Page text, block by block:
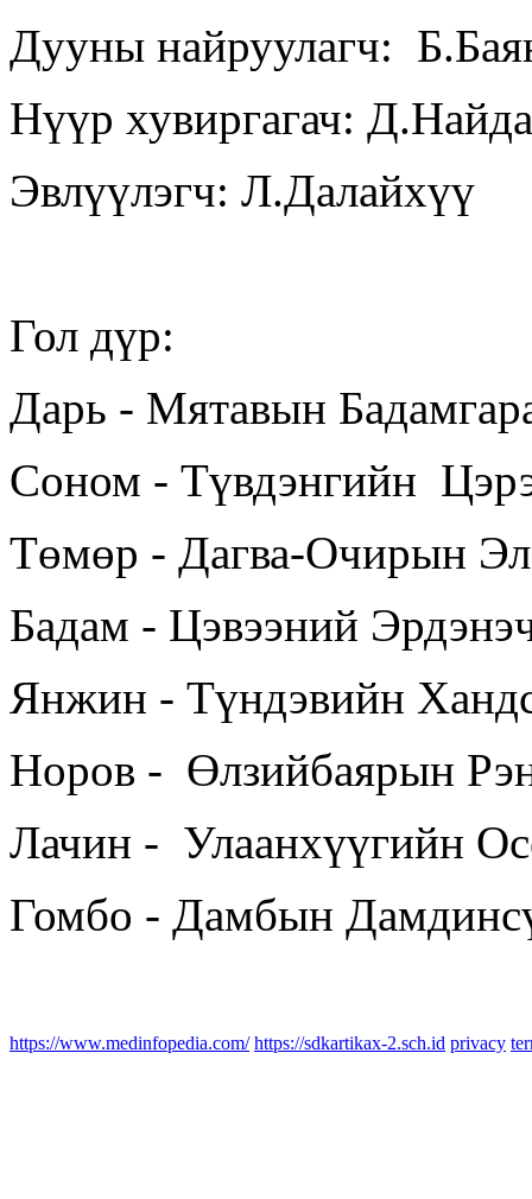
Дууны найруулагч:
Нүүр хувиргагач:
Эвлүүлэгч: Л.Далайхүү
Гол дүр:
Дарь - Мятавын
Соном - Түвдэнгийн
Төмөр - Дагва-Очирын
Бадам - Цэвээний
Янжин - Түндэвийн
Норов - Өлзийбаярын
Лачин - Улаанхүүгийн
Гомбо - Дамбын
https://www.medinfopedia.com/ https://sdkartikax-2.sch.id privacy